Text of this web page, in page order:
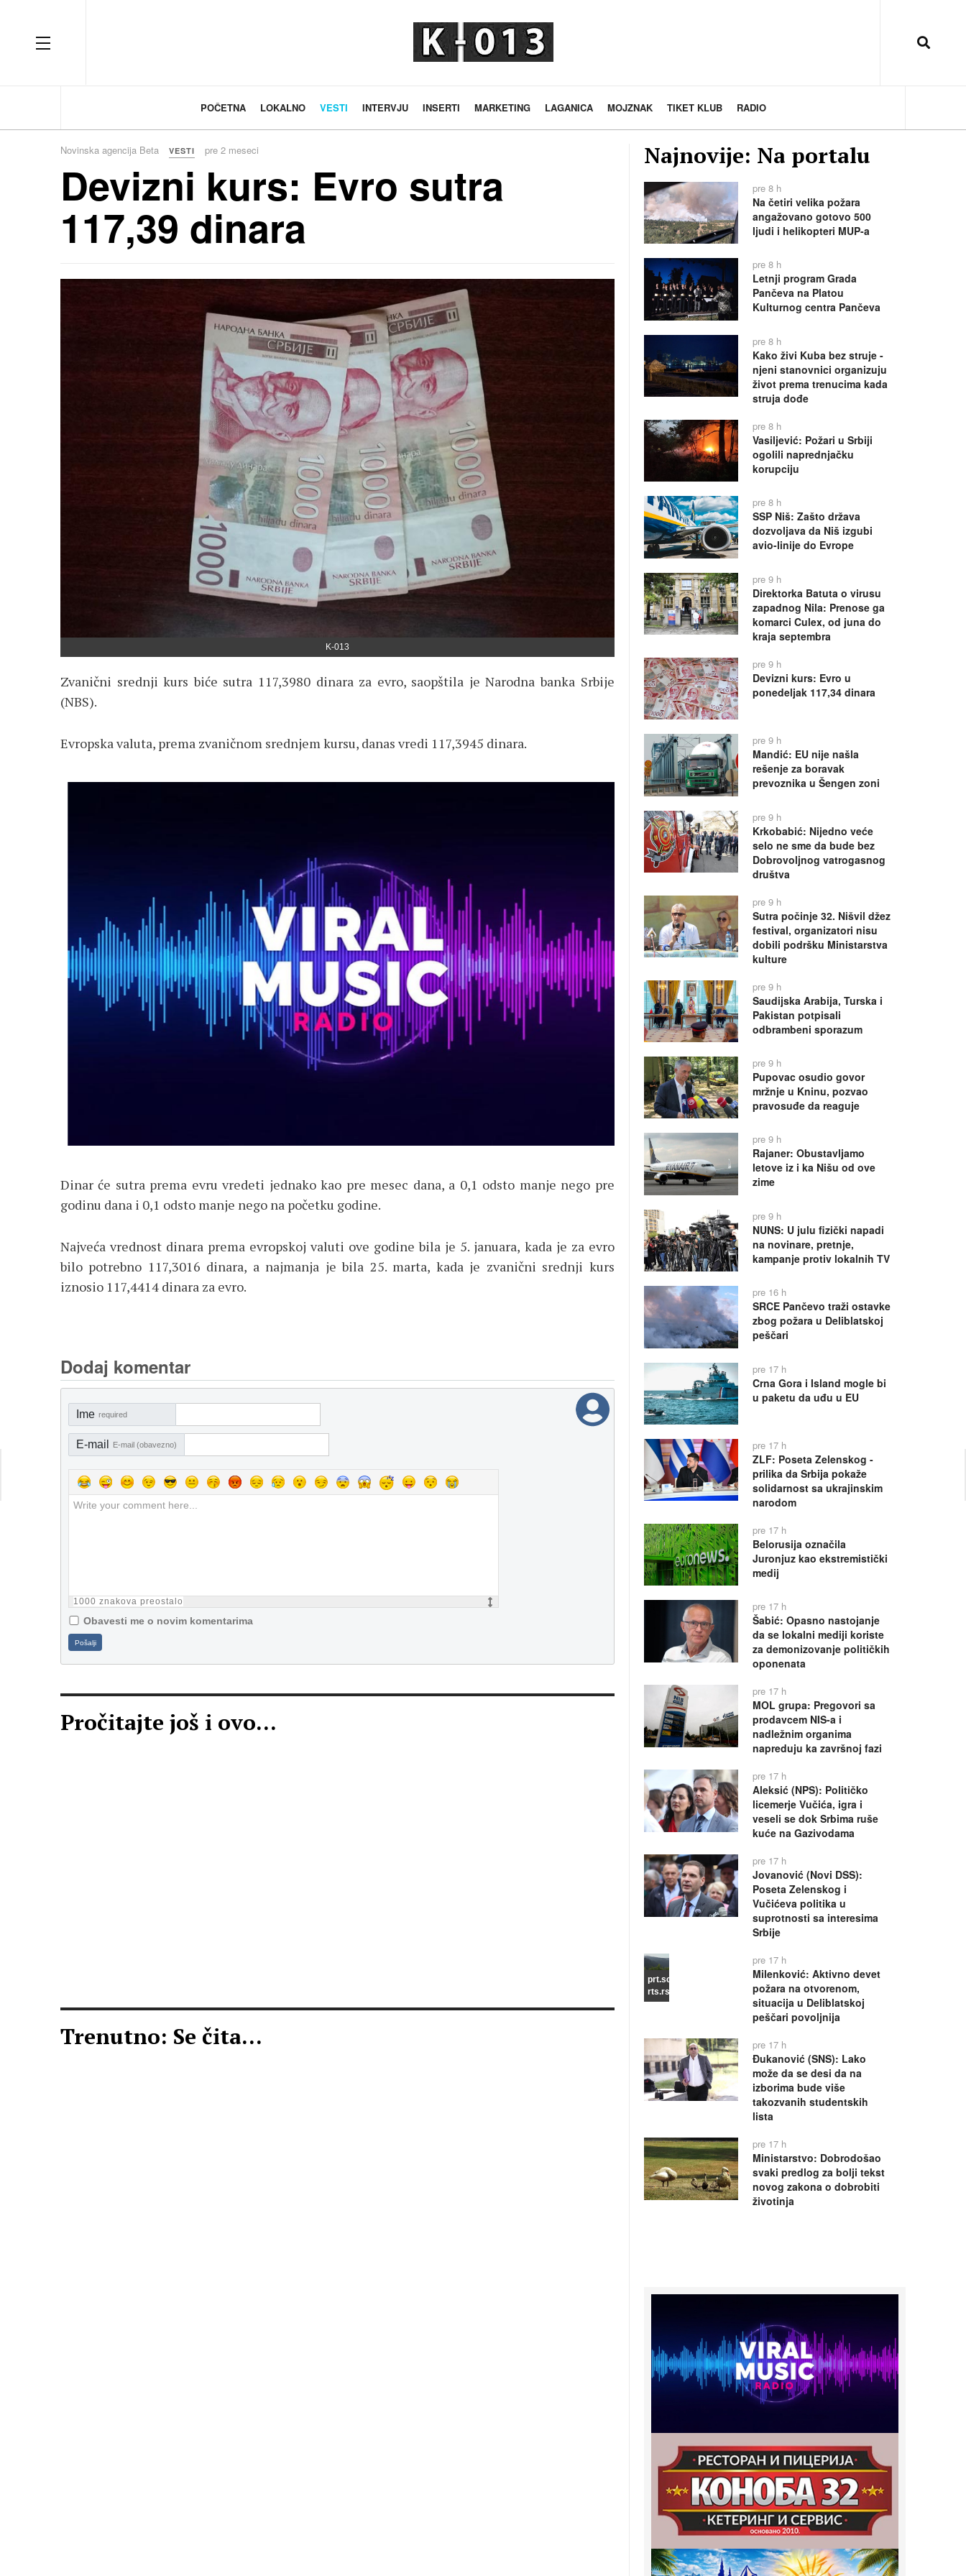
OFF CANVAS
POČETNA LOKALNO VESTI INTERVJU INSERTI MARKETING LAGANICA MOJZNAK TIKET KLUB RADIO
Novinska agencija Beta VESTI pre 2 meseci
Devizni kurs: Evro sutra
117,39 dinara
K-013
Zvanični srednji kurs biće sutra 117,3980 dinara za evro, saopštila je Narodna banka Srbije
(NBS).
Evropska valuta, prema zvaničnom srednjem kursu, danas vredi 117,3945 dinara.
Dinar će sutra prema evru vredeti jednako kao pre mesec dana, a 0,1 odsto manje nego pre
godinu dana i 0,1 odsto manje nego na početku godine.
Najveća vrednost dinara prema evropskoj valuti ove godine bila je 5. januara, kada je za evro
bilo potrebno 117,3016 dinara, a najmanja je bila 25. marta, kada je zvanični srednji kurs
iznosio 117,4414 dinara za evro.
Dodaj komentar
Ime required
E-mail E-mail (obavezno)
1000 znakova preostalo
Obavesti me o novim komentarima
Pošalji
Pročitajte još i ovo...
Trenutno: Se čita...
Najnovije: Na portalu
pre 8 h
Na četiri velika požara
angažovano gotovo 500
ljudi i helikopteri MUP-a
pre 8 h
Letnji program Grada
Pančeva na Platou
Kulturnog centra Pančeva
pre 8 h
Kako živi Kuba bez struje -
njeni stanovnici organizuju
život prema trenucima kada
struja dođe
pre 8 h
Vasiljević: Požari u Srbiji
ogolili naprednjačku
korupciju
pre 8 h
SSP Niš: Zašto država
dozvoljava da Niš izgubi
avio-linije do Evrope
pre 9 h
Direktorka Batuta o virusu
zapadnog Nila: Prenose ga
komarci Culex, od juna do
kraja septembra
pre 9 h
Devizni kurs: Evro u
ponedeljak 117,34 dinara
pre 9 h
Mandić: EU nije našla
rešenje za boravak
prevoznika u Šengen zoni
pre 9 h
Krkobabić: Nijedno veće
selo ne sme da bude bez
Dobrovoljnog vatrogasnog
društva
pre 9 h
Sutra počinje 32. Nišvil džez
festival, organizatori nisu
dobili podršku Ministarstva
kulture
pre 9 h
Saudijska Arabija, Turska i
Pakistan potpisali
odbrambeni sporazum
pre 9 h
Pupovac osudio govor
mržnje u Kninu, pozvao
pravosuđe da reaguje
pre 9 h
Rajaner: Obustavljamo
letove iz i ka Nišu od ove
zime
pre 9 h
NUNS: U julu fizički napadi
na novinare, pretnje,
kampanje protiv lokalnih TV
pre 16 h
SRCE Pančevo traži ostavke
zbog požara u Deliblatskoj
peščari
pre 17 h
Crna Gora i Island mogle bi
u paketu da uđu u EU
pre 17 h
ZLF: Poseta Zelenskog -
prilika da Srbija pokaže
solidarnost sa ukrajinskim
narodom
pre 17 h
Belorusija označila
Juronjuz kao ekstremistički
medij
pre 17 h
Šabić: Opasno nastojanje
da se lokalni mediji koriste
za demonizovanje političkih
oponenata
pre 17 h
MOL grupa: Pregovori sa
prodavcem NIS-a i
nadležnim organima
napreduju ka završnoj fazi
pre 17 h
Aleksić (NPS): Političko
licemerje Vučića, igra i
veseli se dok Srbima ruše
kuće na Gazivodama
pre 17 h
Jovanović (Novi DSS):
Poseta Zelenskog i
Vučićeva politika u
suprotnosti sa interesima
Srbije
prt.scr
rts.rs
pre 17 h
Milenković: Aktivno devet
požara na otvorenom,
situacija u Deliblatskoj
peščari povoljnija
pre 17 h
Đukanović (SNS): Lako
može da se desi da na
izborima bude više
takozvanih studentskih
lista
pre 17 h
Ministarstvo: Dobrodošao
svaki predlog za bolji tekst
novog zakona o dobrobiti
životinja